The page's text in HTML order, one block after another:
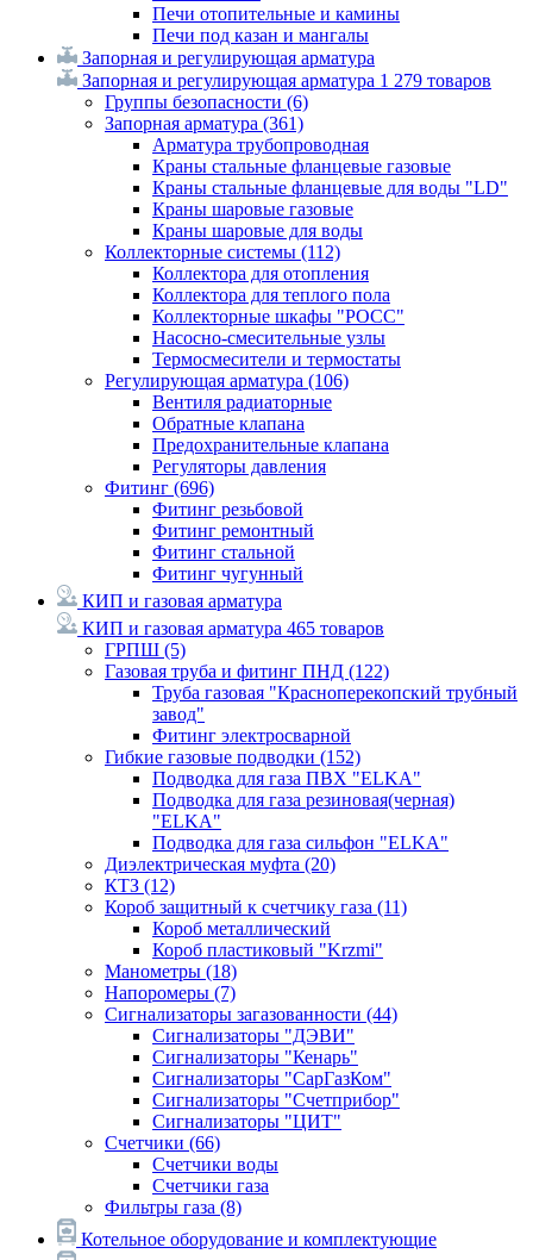
Печи отопительные и камины
Печи под казан и мангалы
Запорная и регулирующая арматура
Запорная и регулирующая арматура 1 279 товаров
Группы безопасности (6)
Запорная арматура (361)
Арматура трубопроводная
Краны стальные фланцевые газовые
Краны стальные фланцевые для воды "LD"
Краны шаровые газовые
Краны шаровые для воды
Коллекторные системы (112)
Коллектора для отопления
Коллектора для теплого пола
Коллекторные шкафы "РОСС"
Насосно-смесительные узлы
Термосмесители и термостаты
Регулирующая арматура (106)
Вентиля радиаторные
Обратные клапана
Предохранительные клапана
Регуляторы давления
Фитинг (696)
Фитинг резьбовой
Фитинг ремонтный
Фитинг стальной
Фитинг чугунный
КИП и газовая арматура
КИП и газовая арматура 465 товаров
ГРПШ (5)
Газовая труба и фитинг ПНД (122)
Труба газовая "Красноперекопский трубный
завод"
Фитинг электросварной
Гибкие газовые подводки (152)
Подводка для газа ПВХ "ELKA"
Подводка для газа резиновая(черная)
"ELKA"
Подводка для газа сильфон "ELKA"
Диэлектрическая муфта (20)
КТЗ (12)
Короб защитный к счетчику газа (11)
Короб металлический
Короб пластиковый "Krzmi"
Манометры (18)
Напоромеры (7)
Сигнализаторы загазованности (44)
Сигнализаторы "ДЭВИ"
Сигнализаторы "Кенарь"
Сигнализаторы "СарГазКом"
Сигнализаторы "Счетприбор"
Сигнализаторы "ЦИТ"
Счетчики (66)
Счетчики воды
Счетчики газа
Фильтры газа (8)
Котельное оборудование и комплектующие